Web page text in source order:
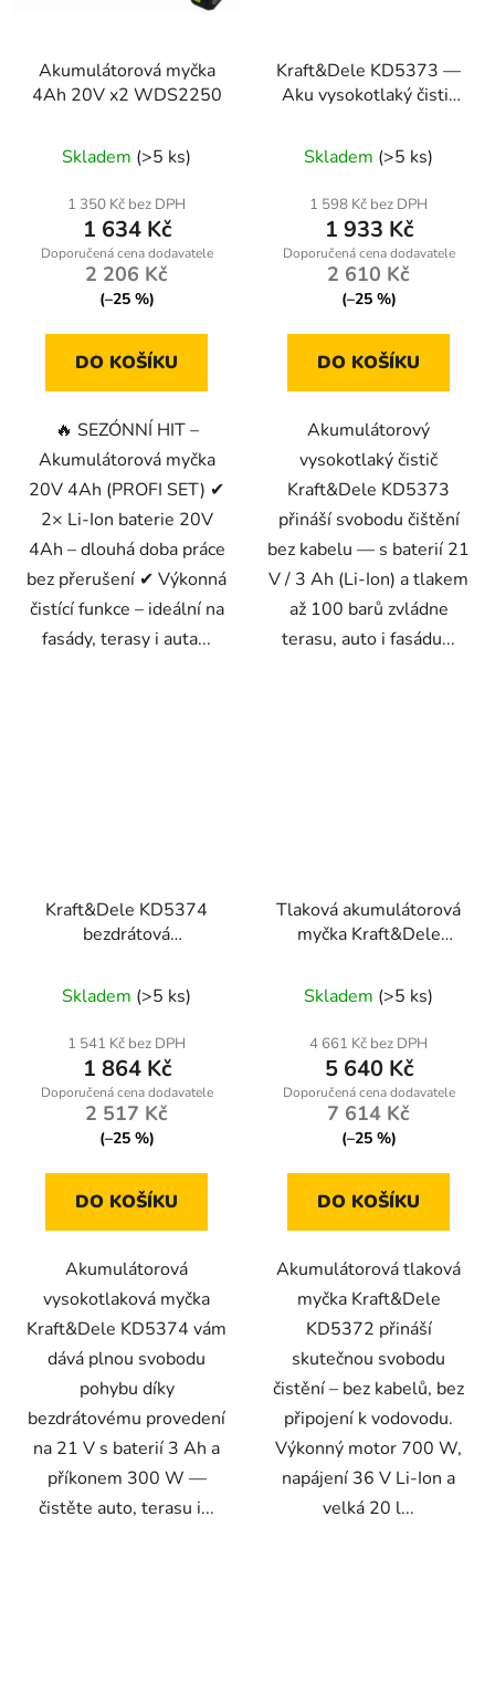
Akumulátorová myčka
4Ah 20V x2 WDS2250
Skladem (>5 ks)
1 350 Kč bez DPH
1 634 Kč
2 206 Kč
(–25 %)
DO KOŠÍKU
🔥 SEZÓNNÍ HIT –
Akumulátorová myčka
20V 4Ah (PROFI SET) ✔
2× Li-Ion baterie 20V
4Ah – dlouhá doba práce
bez přerušení ✔ Výkonná
čistící funkce – ideální na
fasády, terasy i auta...
Kraft&Dele KD5373 —
Aku vysokotlaký čistič
příslušenstvím
Skladem (>5 ks)
1 598 Kč bez DPH
1 933 Kč
2 610 Kč
(–25 %)
DO KOŠÍKU
Akumulátorový
vysokotlaký čistič
Kraft&Dele KD5373
přináší svobodu čištění
bez kabelu — s baterií 21
V / 3 Ah (Li-Ion) a tlakem
až 100 barů zvládne
terasu, auto i fasádu...
Kraft&Dele KD5374
bezdrátová
V 3 Ah – 300 W výkon,
snadné čištění
Skladem (>5 ks)
1 541 Kč bez DPH
1 864 Kč
2 517 Kč
(–25 %)
DO KOŠÍKU
Akumulátorová
vysokotlaková myčka
Kraft&Dele KD5374 vám
dává plnou svobodu
pohybu díky
bezdrátovému provedení
na 21 V s baterií 3 Ah a
příkonem 300 W —
čistěte auto, terasu i...
Tlaková akumulátorová
myčka Kraft&Dele
nádrž, 36 V
Skladem (>5 ks)
4 661 Kč bez DPH
5 640 Kč
7 614 Kč
(–25 %)
DO KOŠÍKU
Akumulátorová tlaková
myčka Kraft&Dele
KD5372 přináší
skutečnou svobodu
čistění – bez kabelů, bez
připojení k vodovodu.
Výkonný motor 700 W,
napájení 36 V Li-Ion a
velká 20 l...